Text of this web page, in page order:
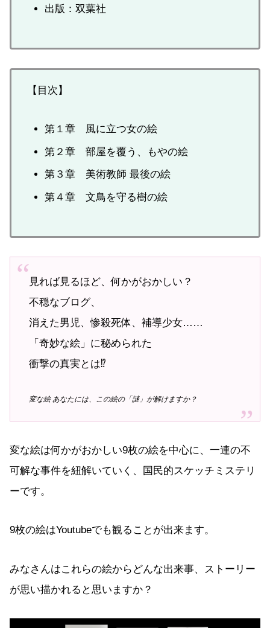
出版：双葉社
【目次】
第１章 風に立つ女の絵
第２章 部屋を覆う、もやの絵
第３章 美術教師 最後の絵
第４章 文鳥を守る樹の絵
見れば見るほど、何かがおかしい？
不穏なブログ、
消えた男児、惨殺死体、補導少女……
「奇妙な絵」に秘められた
衝撃の真実とは⁉
変な絵 あなたには、この絵の「謎」が解けますか？
変な絵は何かがおかしい9枚の絵を中心に、一連の不
可解な事件を紐解いていく、国民的スケッチミステリ
ーです。
9枚の絵はYoutubeでも観ることが出来ます。
みなさんはこれらの絵からどんな出来事、ストーリー
が思い描かれると思いますか？